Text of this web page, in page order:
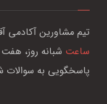
تیم مشاورین آکادمی
ساعت شبانه روز،
پاسخگویی به سوالات